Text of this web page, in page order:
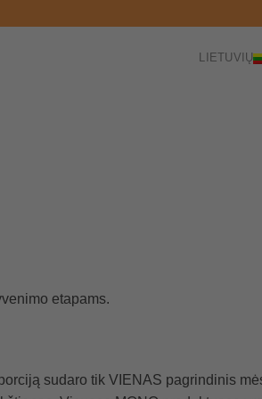
LIETUVIŲ
etapams.
sudaro tik VIENAS pagrindinis